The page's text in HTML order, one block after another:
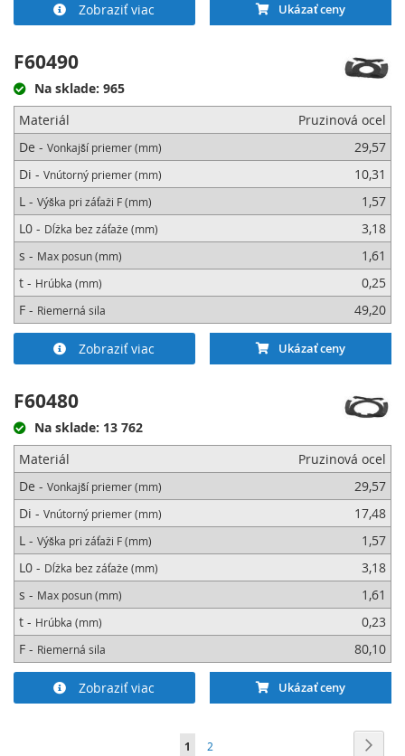
Zobraziť viac Ukázať ceny
F60490
Na sklade: 965
Materiál
Pruzinová ocel
De - Vonkajší priemer (mm)
29,57
Di - Vnútorný priemer (mm)
10,31
L - Výška pri záťaži F (mm)
1,57
L0 - Dĺžka bez záťaže (mm)
3,18
s - Max posun (mm)
1,61
t - Hrúbka (mm)
0,25
F - Riemerná sila 49,20
Zobraziť viac Ukázať ceny
F60480
Na sklade: 13 762
Materiál
Pruzinová ocel
De - Vonkajší priemer (mm)
29,57
Di - Vnútorný priemer (mm)
17,48
L - Výška pri záťaži F (mm)
1,57
L0 - Dĺžka bez záťaže (mm)
3,18
s - Max posun (mm)
1,61
t - Hrúbka (mm)
0,23
F - Riemerná sila 80,10
Zobraziť viac Ukázať ceny
Page
You're
1 Page
2